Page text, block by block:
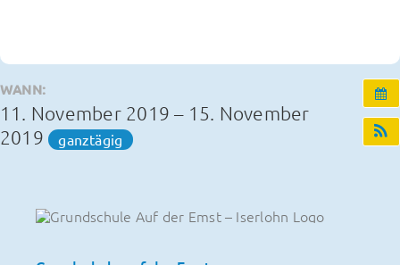
WANN:
11. November 2019 – 15. November
2019 ganztägig